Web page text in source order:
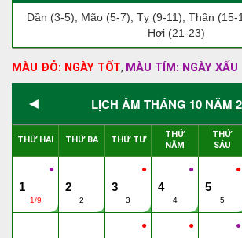
Dần (3-5), Mão (5-7), Tỵ (9-11), Thân (15-
Hợi (21-23)
MÀU ĐỎ: NGÀY TỐT, MÀU TÍM: NGÀY XẤU
◄ LỊCH ÂM THÁNG 10 NĂM
THỨ HAI THỨ BA THỨ TƯ
THỨ
NĂM
THỨ
SÁU
●
1
1/9
2
2
●
3
3
●
4
4
●
5
5
● ● ●